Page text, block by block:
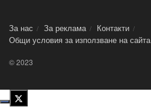
За нас За реклама
Контакти
Общи условия за използване на сайта
© 2023